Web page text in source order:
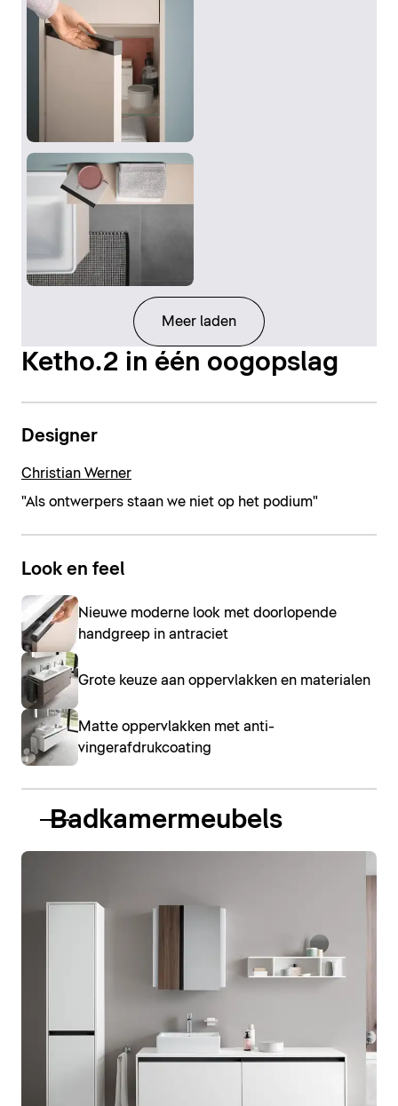
Meer laden
Ketho.2 in één oogopslag
Designer
Christian Werner
"Als ontwerpers staan we niet op het podium"
Look en feel
Nieuwe moderne look met doorlopende
handgreep in antraciet
Grote keuze aan oppervlakken en materialen
Matte oppervlakken met anti-
vingerafdrukcoating
Badkamermeubels